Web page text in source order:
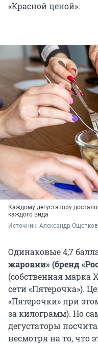
«Красной ценой».
Каждому дегустатору
каждого вида
Источник: Александр Ощепков
Одинаковые 4,7
жаровни» (бренд
(собственная марка
сети «Пятерочка»).
«Пятерочки» при
за килограмм). Но
дегустаторы
несмотря на то, что